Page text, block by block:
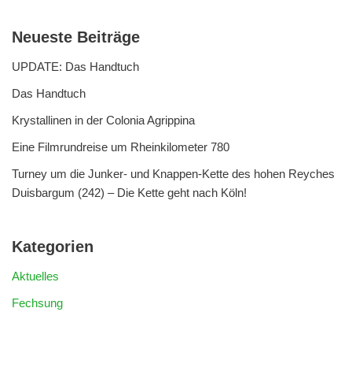
Neueste Beiträge
UPDATE: Das Handtuch
Das Handtuch
Krystallinen in der Colonia Agrippina
Eine Filmrundreise um Rheinkilometer 780
Turney um die Junker- und Knappen-Kette des hohen Reyches
Duisbargum (242) – Die Kette geht nach Köln!
Kategorien
Aktuelles
Fechsung